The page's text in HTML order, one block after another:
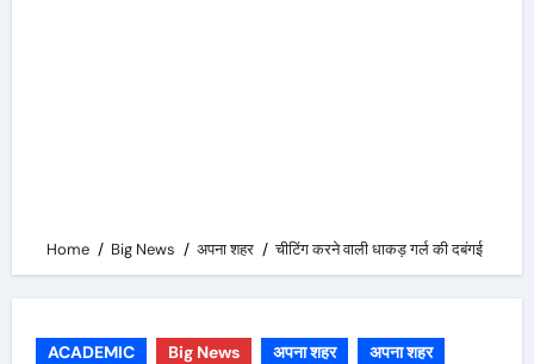
Home Big News अपना शहर चीटिंग करने वाली धाकड़ गर्ल की दबंगई
ACADEMIC Big News अपना शहर
अपना शहर